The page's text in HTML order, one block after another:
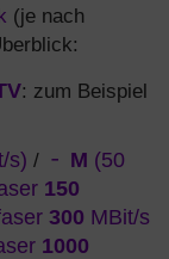
(je nach
: zum Beispiel
s) / M (50
150
300 MBit/s
1000